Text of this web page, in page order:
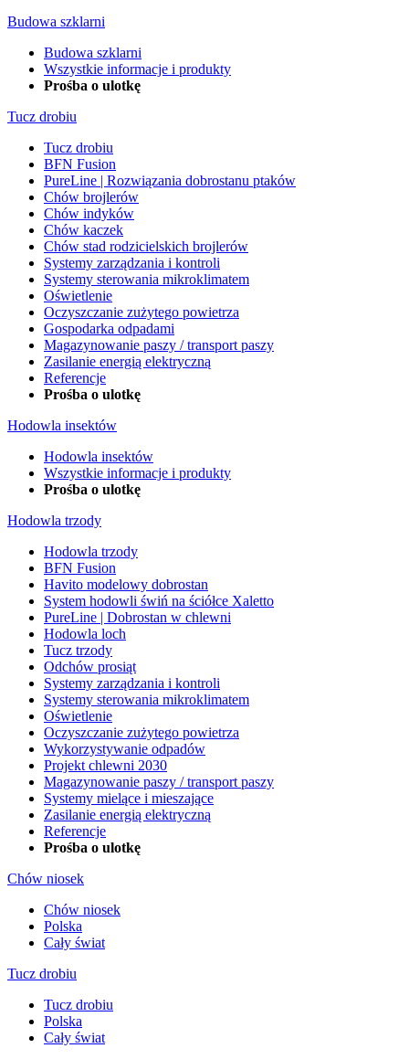
Budowa szklarni
Budowa szklarni
Wszystkie informacje i produkty
Prośba o ulotkę
Tucz drobiu
Tucz drobiu
BFN Fusion
PureLine | Rozwiązania dobrostanu ptaków
Chów brojlerów
Chów indyków
Chów kaczek
Chów stad rodzicielskich brojlerów
Systemy zarządzania i kontroli
Systemy sterowania mikroklimatem
Oświetlenie
Oczyszczanie zużytego powietrza
Gospodarka odpadami
Magazynowanie paszy / transport paszy
Zasilanie energią elektryczną
Referencje
Prośba o ulotkę
Hodowla insektów
Hodowla insektów
Wszystkie informacje i produkty
Prośba o ulotkę
Hodowla trzody
Hodowla trzody
BFN Fusion
Havito modelowy dobrostan
System hodowli świń na ściółce Xaletto
PureLine | Dobrostan w chlewni
Hodowla loch
Tucz trzody
Odchów prosiąt
Systemy zarządzania i kontroli
Systemy sterowania mikroklimatem
Oświetlenie
Oczyszczanie zużytego powietrza
Wykorzystywanie odpadów
Projekt chlewni 2030
Magazynowanie paszy / transport paszy
Systemy mielące i mieszające
Zasilanie energią elektryczną
Referencje
Prośba o ulotkę
Chów niosek
Chów niosek
Polska
Cały świat
Tucz drobiu
Tucz drobiu
Polska
Cały świat